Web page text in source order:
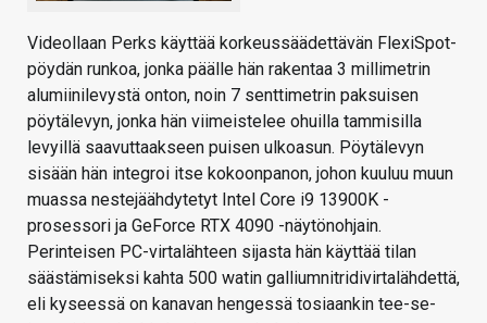
Videollaan Perks käyttää korkeussäädettävän FlexiSpot-
pöydän runkoa, jonka päälle hän rakentaa 3 millimetrin
alumiinilevystä onton, noin 7 senttimetrin paksuisen
pöytälevyn, jonka hän viimeistelee ohuilla tammisilla
levyillä saavuttaakseen puisen ulkoasun. Pöytälevyn
sisään hän integroi itse kokoonpanon, johon kuuluu muun
muassa nestejäähdytetyt Intel Core i9 13900K -
prosessori ja GeForce RTX 4090 -näytönohjain.
Perinteisen PC-virtalähteen sijasta hän käyttää tilan
säästämiseksi kahta 500 watin galliumnitridivirtalähdettä,
eli kyseessä on kanavan hengessä tosiaankin tee-se-